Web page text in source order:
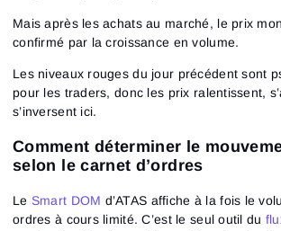
Mais après les achats au marché, le prix
confirmé par la croissance en volume.
Les niveaux rouges du jour précédent sont
pour les traders, donc les prix ralentissent,
s’inversent ici.
Comment déterminer le
selon le carnet d’ordres
Le Smart DOM d’ATAS affiche à la fois le
ordres à cours limité. C’est le seul outil du